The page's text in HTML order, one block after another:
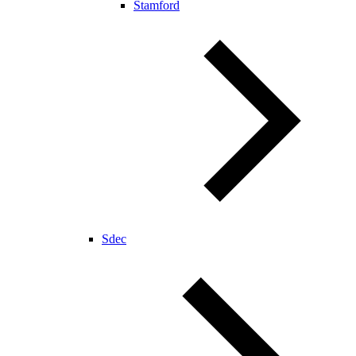
Stamford
Sdec